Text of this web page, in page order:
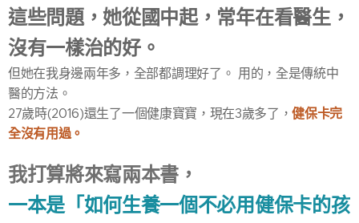
這些問題，她從國中起，常年在看醫生，
沒有一樣治的好。
但她在我身邊兩年多，全部都調理好了。 用的，全是傳統中
醫的方法。
27歲時(2016)還生了一個健康寶寶，現在3歲多了，健保卡完
全沒有用過。
我打算將來寫兩本書，
一本是「如何生養一個不必用健保卡的孩